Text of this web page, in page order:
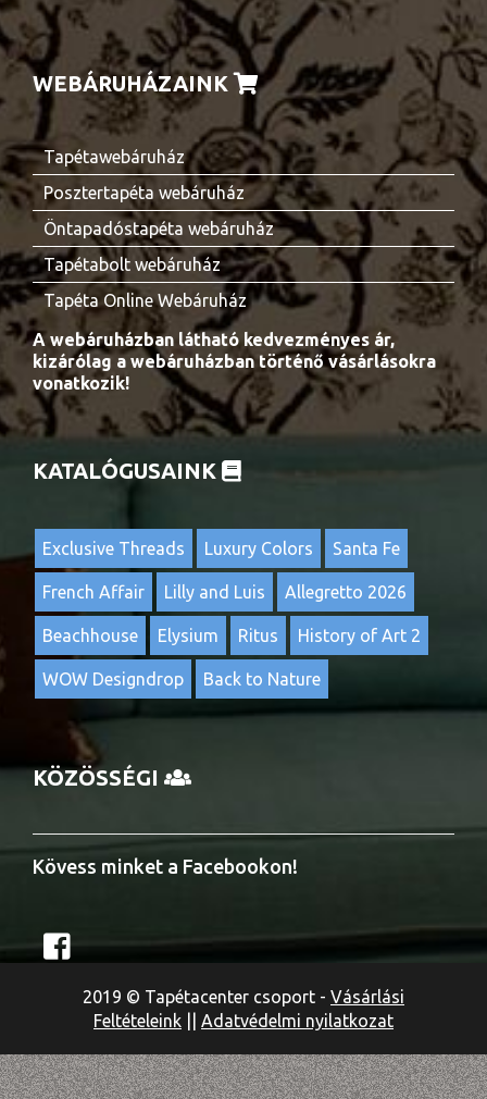
WEBÁRUHÁZAINK
Tapétawebáruház
Posztertapéta webáruház
Öntapadóstapéta webáruház
Tapétabolt webáruház
Tapéta Online Webáruház
A webáruházban látható kedvezményes ár,
kizárólag a webáruházban történő vásárlásokra
vonatkozik!
KATALÓGUSAINK
Exclusive Threads Luxury Colors Santa Fe
French Affair Lilly and Luis Allegretto 2026
Beachhouse Elysium Ritus History of Art 2
WOW Designdrop Back to Nature
KÖZÖSSÉGI
Kövess minket a Facebookon!
2019 © Tapétacenter csoport - Vásárlási
Feltételeink
Adatvédelmi nyilatkozat